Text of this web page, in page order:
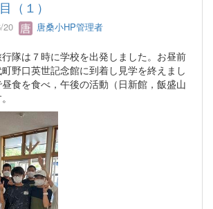
（１）
20 唐桑小HP管理者
隊は７時に学校を出発しました。お昼前
野口英世記念館に到着し見学を終えまし
食を食べ，午後の活動（日新館，飯盛山